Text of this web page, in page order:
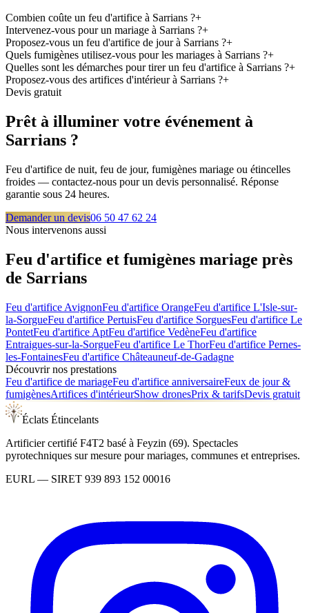
Combien coûte un feu d'artifice à Sarrians ?+
Intervenez-vous pour un mariage à Sarrians ?+
Proposez-vous un feu d'artifice de jour à Sarrians ?+
Quels fumigènes utilisez-vous pour les mariages à Sarrians ?+
Quelles sont les démarches pour tirer un feu d'artifice à Sarrians ?+
Proposez-vous des artifices d'intérieur à Sarrians ?+
Devis gratuit
Prêt à illuminer votre événement à
Sarrians ?
Feu d'artifice de nuit, feu de jour, fumigènes mariage ou étincelles
froides — contactez-nous pour un devis personnalisé. Réponse
garantie sous 24 heures.
Demander un devis06 50 47 62 24
Nous intervenons aussi
Feu d'artifice et fumigènes mariage près
de Sarrians
Feu d'artifice AvignonFeu d'artifice OrangeFeu d'artifice L'Isle-sur-
la-SorgueFeu d'artifice PertuisFeu d'artifice SorguesFeu d'artifice Le
PontetFeu d'artifice AptFeu d'artifice VedèneFeu d'artifice
Entraigues-sur-la-SorgueFeu d'artifice Le ThorFeu d'artifice Pernes-
les-FontainesFeu d'artifice Châteauneuf-de-Gadagne
Découvrir nos prestations
Feu d'artifice de mariageFeu d'artifice anniversaireFeux de jour &
fumigènesArtifices d'intérieurShow dronesPrix & tarifsDevis gratuit
Éclats Étincelants
Artificier certifié F4T2 basé à Feyzin (69). Spectacles
pyrotechniques sur mesure pour mariages, communes et entreprises.
EURL — SIRET 939 893 152 00016